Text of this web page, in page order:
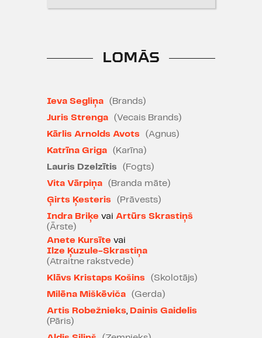
"Vērienīgums raksturo visu
Absolūti pārliecinoša iestudējuma
vērtība ir Ievas Segliņas izcilais
aktierdarbs Branda lomā."
"Ievas Segliņas spēcīgajam
tēlojumam Branda lomā nav un
nevajag līdzspēlētājus – aktrise
skatītājus aizved augsta līmeņa
meistarības, intelekta un
emocionālā pārdzīvojuma
LOMĀS
Ieva Segliņa
(Brands)
Juris Strenga
(Vecais Brands)
Kārlis Arnolds Avots
(Agnus)
Katrīna Griga
(Karīna)
Lauris Dzelzītis
(Fogts)
Vita Vārpiņa
(Branda māte)
Ģirts Ķesteris
(Prāvests)
Indra Briķe vai Artūrs Skrastiņš
(Ārste)
Anete Kursīte vai
Ilze Ķuzule-Skrastiņa
(Atraitne rakstvede)
Klāvs Kristaps Košins
(Skolotājs)
Milēna Miškēviča
(Gerda)
Artis Robežnieks, Dainis Gaidelis
(Pāris)